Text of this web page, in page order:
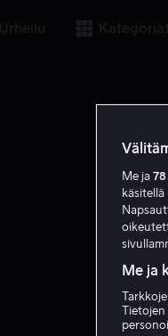
Urheilu Kategoriat
Me ja 78
Me ja
Tietojen